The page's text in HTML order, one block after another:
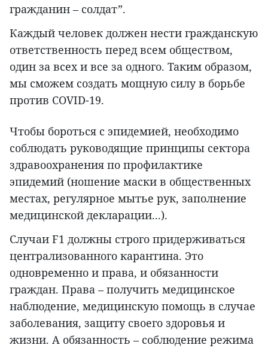
гражданин – солдат”.
Каждый человек должен нести гражданскую
ответственность перед всем обществом,
один за всех и все за одного. Таким образом,
мы сможем создать мощную силу в борьбе
против COVID-19.
Чтобы бороться с эпидемией, необходимо
соблюдать руководящие принципы сектора
здравоохранения по профилактике
эпидемий (ношение маски в общественных
местах, регулярное мытье рук, заполнение
медицинской декларации...).
Случаи F1 должны строго придерживаться
централизованного карантина. Это
одновременно и права, и обязанности
граждан. Права – получить медицинское
наблюдение, медицинскую помощь в случае
заболевания, защиту своего здоровья и
жизни. А обязанность – соблюдение режима